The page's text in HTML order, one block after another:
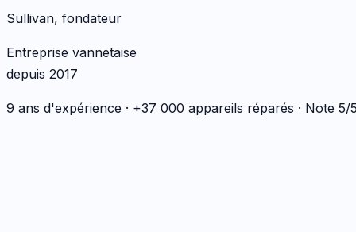
Sullivan, fondateur
Entreprise vannetaise
depuis 2017
9 ans d'expérience · +37 000 appareils réparés · Note